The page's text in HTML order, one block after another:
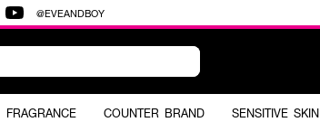
@EVEANDBOY
FRAGRANCE COUNTER BRAND SENSITIVE SKIN